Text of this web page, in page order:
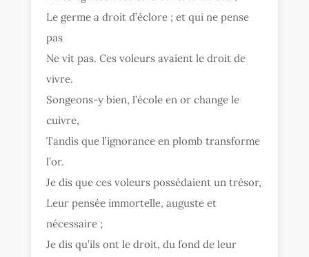
Le germe a droit d’éclore ; et qui ne pense
pas
Ne vit pas. Ces voleurs avaient le droit de
vivre.
Songeons-y bien, l’école en or change le
cuivre,
Tandis que l’ignorance en plomb transforme
l’or.
Je dis que ces voleurs possédaient un trésor,
Leur pensée immortelle, auguste et
nécessaire ;
Je dis qu’ils ont le droit, du fond de leur